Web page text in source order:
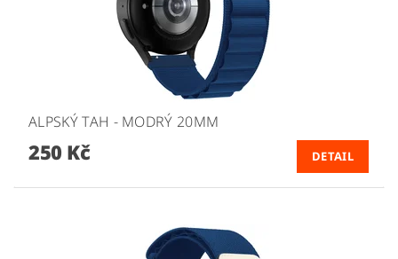
ALPSKÝ TAH - MODRÝ 20MM
250 Kč DETAIL